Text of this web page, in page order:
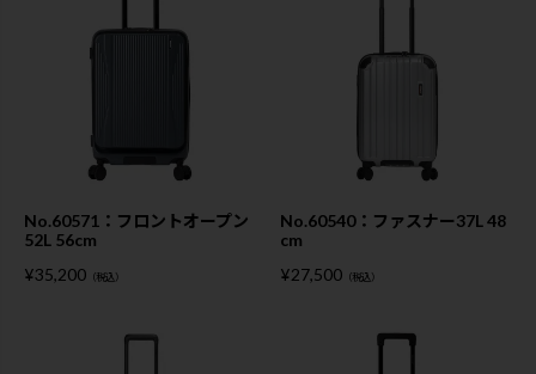
No.60571：フロントオープン
52L 56cm
¥35,200 （税込）
No.60540：ファスナー37L 48
cm
¥27,500 （税込）